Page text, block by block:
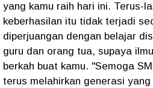
yang kamu raih hari ini. Terus-
keberhasilan itu tidak terjadi
diperjuangan dengan belajar
guru dan orang tua, supaya
berkah buat kamu. "Semoga
terus melahirkan generasi